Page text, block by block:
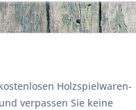
Holzspielwaren-
verpassen Sie keine